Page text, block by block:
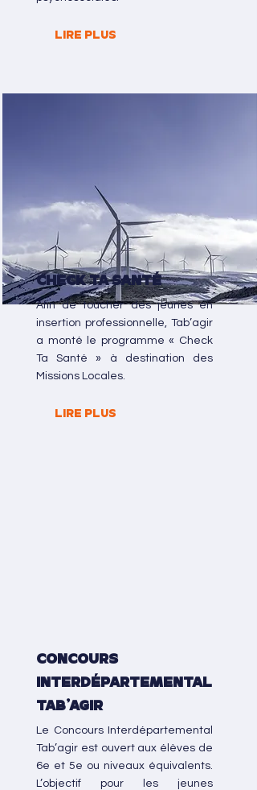
LIRE PLUS
Check Ta Santé
Afin de toucher des jeunes en
insertion professionnelle, Tab’agir
a monté le programme « Check
Ta Santé » à destination des
Missions Locales.
LIRE PLUS
Concours
interdépartemental
Tab'agir
Le Concours Interdépartemental
Tab’agir est ouvert aux élèves de
6e et 5e ou niveaux équivalents.
L’objectif pour les jeunes